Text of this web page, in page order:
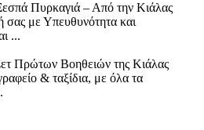
Πυρκαγιά – Από την Κιάλας
σας με Υπευθυνότητα και
...